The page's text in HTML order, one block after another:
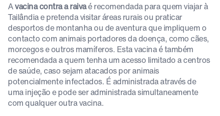
Avacina contra a raivaé recomendada para quem viajar à
Tailândia e pretenda visitar áreas rurais ou praticar
desportos de montanha ou de aventura que impliquem o
contacto com animais portadores da doença, como cães,
morcegos e outros mamíferos. Esta vacina é também
recomendada a quem tenha um acesso limitado a centros
de saúde, caso sejam atacados por animais
potencialmente infectados. É administrada através de
uma injeção e pode ser administrada simultaneamente
com qualquer outra vacina.